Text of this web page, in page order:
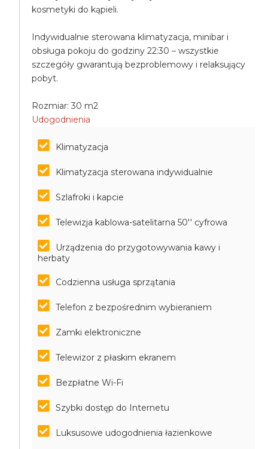
kosmetyki do kąpieli.
Indywidualnie sterowana klimatyzacja, minibar i
obsługa pokoju do godziny 22:30 – wszystkie
szczegóły gwarantują bezproblemowy i relaksujący
pobyt.
Rozmiar: 30 m2
Udogodnienia
Klimatyzacja
Klimatyzacja sterowana indywidualnie
Szlafroki i kapcie
Telewizja kablowa-satelitarna 50'' cyfrowa
Urządzenia do przygotowywania kawy i
herbaty
Codzienna usługa sprzątania
Telefon z bezpośrednim wybieraniem
Zamki elektroniczne
Telewizor z płaskim ekranem
Bezpłatne Wi-Fi
Szybki dostęp do Internetu
Luksusowe udogodnienia łazienkowe